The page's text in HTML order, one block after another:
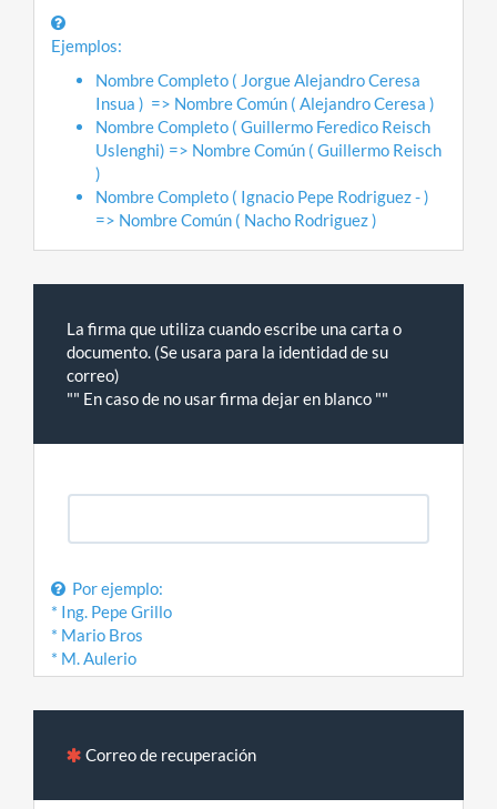
Ejemplos:
Nombre Completo ( Jorgue Alejandro Ceresa
Insua ) => Nombre Común ( Alejandro Ceresa )
Nombre Completo ( Guillermo Feredico Reisch
Uslenghi) => Nombre Común ( Guillermo Reisch
)
Nombre Completo ( Ignacio Pepe Rodriguez - )
=> Nombre Común ( Nacho Rodriguez )
La firma que utiliza cuando escribe una carta o
documento. (Se usara para la identidad de su
correo)
"" En caso de no usar firma dejar en blanco ""
Por ejemplo:
* Ing. Pepe Grillo
* Mario Bros
* M. Aulerio
Correo de recuperación